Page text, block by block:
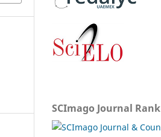
SCImago Journal Rank